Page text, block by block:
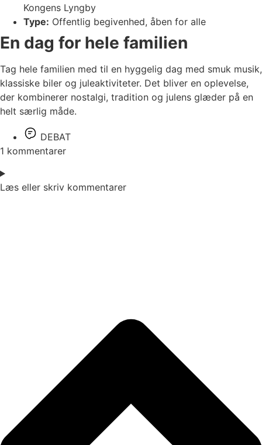
Kongens Lyngby
Type: Offentlig begivenhed, åben for alle
En dag for hele familien
Tag hele familien med til en hyggelig dag med smuk musik,
klassiske biler og juleaktiviteter. Det bliver en oplevelse,
der kombinerer nostalgi, tradition og julens glæder på en
helt særlig måde.
DEBAT
1 kommentarer
Læs eller skriv kommentarer